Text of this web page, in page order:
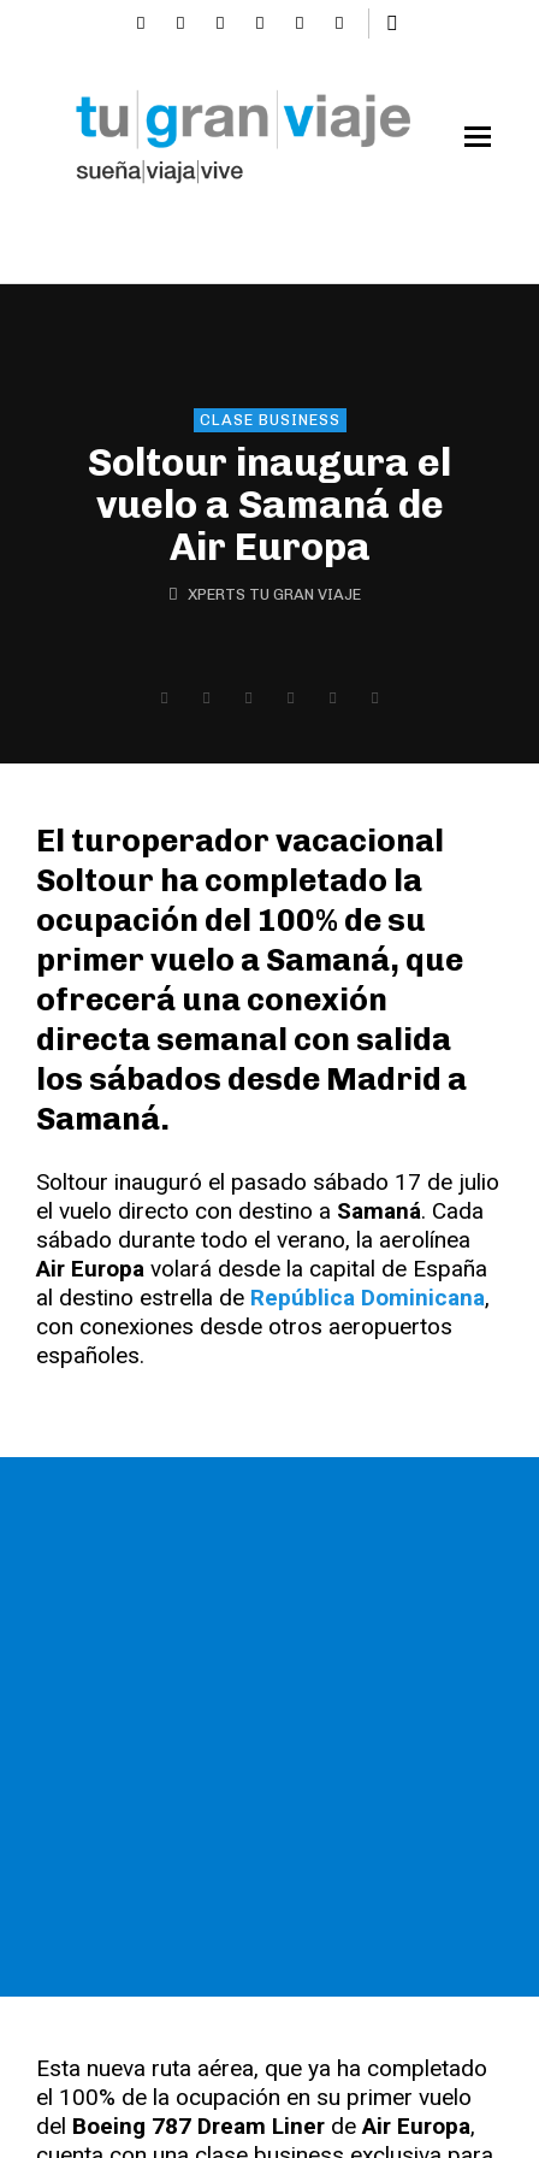
CLASE BUSINESS
Soltour inaugura el
vuelo a Samaná de
Air Europa
XPERTS TU GRAN VIAJE
El turoperador vacacional
Soltour ha completado la
ocupación del 100% de su
primer vuelo a Samaná, que
ofrecerá una conexión
directa semanal con salida
los sábados desde Madrid a
Samaná.
Soltour inauguró el pasado sábado 17 de julio
el vuelo directo con destino a Samaná. Cada
sábado durante todo el verano, la aerolínea
Air Europa volará desde la capital de España
al destino estrella de República Dominicana,
con conexiones desde otros aeropuertos
españoles.
Esta nueva ruta aérea, que ya ha completado
el 100% de la ocupación en su primer vuelo
del Boeing 787 Dream Liner deAir Europa,